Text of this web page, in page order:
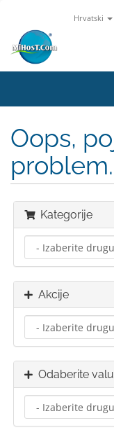
Hrvatski
Oops,
Kategorije
Akcije
Odaberite